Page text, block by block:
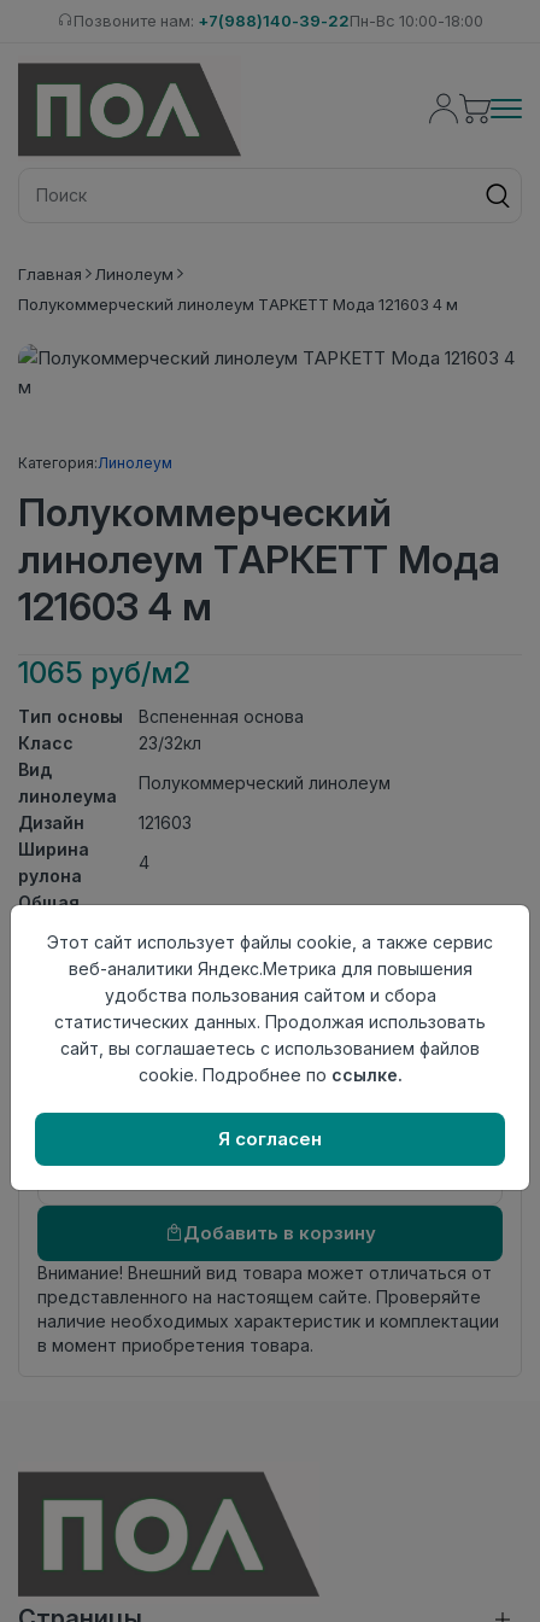
Позвоните нам: +7(988)140-39-22Пн-Вс 10:00-18:00
Главная
Линолеум
Полукоммерческий линолеум ТАРКЕТТ Мода 121603 4 м
Категория:Линолеум
Полукоммерческий
линолеум ТАРКЕТТ Мода
121603 4 м
1065 руб/м2
Тип основы
Вспененная основа
Класс
23/32кл
Вид
линолеума
Полукоммерческий линолеум
Дизайн
121603
Ширина
рулона
4
Общая
Толщина
защитного
0,50мм
АктуальностьАктуален
Страна
происхождения
Россия
2.45 пог. м
Добавить в корзину
Внимание! Внешний вид товара может отличаться от
представленного на настоящем сайте. Проверяйте
наличие необходимых характеристик и комплектации
в момент приобретения товара.
Этот сайт использует файлы cookie, а также сервис
веб-аналитики Яндекс.Метрика для повышения
удобства пользования сайтом и сбора
статистических данных. Продолжая использовать
сайт, вы соглашаетесь с использованием файлов
cookie. Подробнее по ссылке.
Я согласен